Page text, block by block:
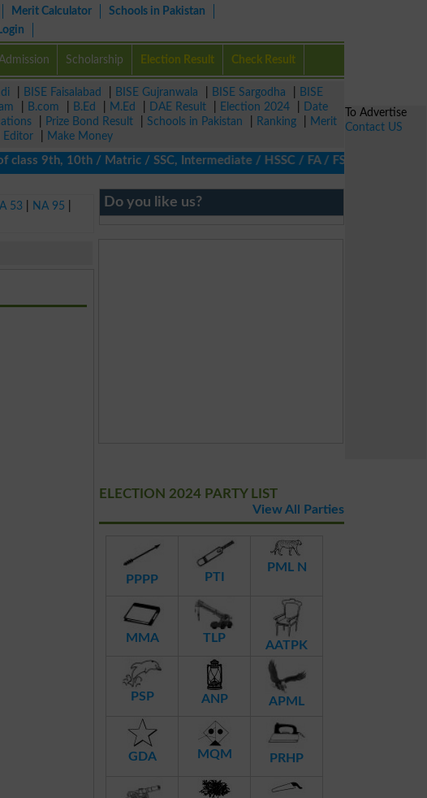
Merit Calculator
Schools in Pakistan
Login
Scholarship Election Result Check Result
BISE Faisalabad BISE Gujranwala BISE Sargodha
BISE
B.com B.Ed M.Ed DAE Result Election 2024
Date
Prize Bond Result Schools in Pakistan Ranking
Merit
Editor
Make Money
9th, 10th / Matric / SSC, Intermediate / HSSC / FA / FSc / Inter, 5th /
53 NA 95 Do you like us?
ELECTION 2024 PARTY LIST
View All Parties
PPPP PTI
PML N
MMA TLP
AATPK
PSP ANP APML
GDA MQM PRHP
To Advertise
Contact US